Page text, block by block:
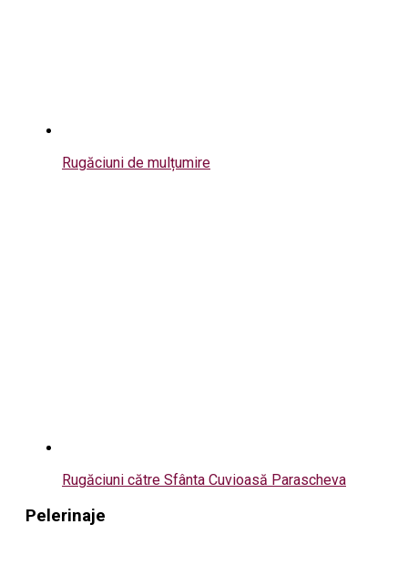
Rugăciuni de mulțumire
Rugăciuni către Sfânta Cuvioasă Parascheva
Pelerinaje